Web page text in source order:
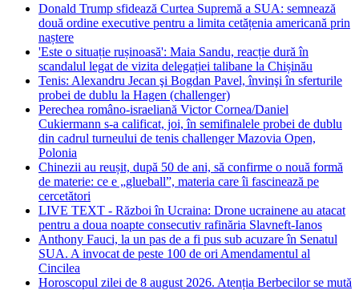
Donald Trump sfidează Curtea Supremă a SUA: semnează
două ordine executive pentru a limita cetățenia americană prin
naștere
'Este o situație rușinoasă': Maia Sandu, reacție dură în
scandalul legat de vizita delegației talibane la Chișinău
Tenis: Alexandru Jecan şi Bogdan Pavel, învinşi în sferturile
probei de dublu la Hagen (challenger)
Perechea româno-israeliană Victor Cornea/Daniel
Cukiermann s-a calificat, joi, în semifinalele probei de dublu
din cadrul turneului de tenis challenger Mazovia Open,
Polonia
Chinezii au reușit, după 50 de ani, să confirme o nouă formă
de materie: ce e „glueball”, materia care îi fascinează pe
cercetători
LIVE TEXT - Război în Ucraina: Drone ucrainene au atacat
pentru a doua noapte consecutiv rafinăria Slavneft-Ianos
Anthony Fauci, la un pas de a fi pus sub acuzare în Senatul
SUA. A invocat de peste 100 de ori Amendamentul al
Cincilea
Horoscopul zilei de 8 august 2026. Atenția Berbecilor se mută